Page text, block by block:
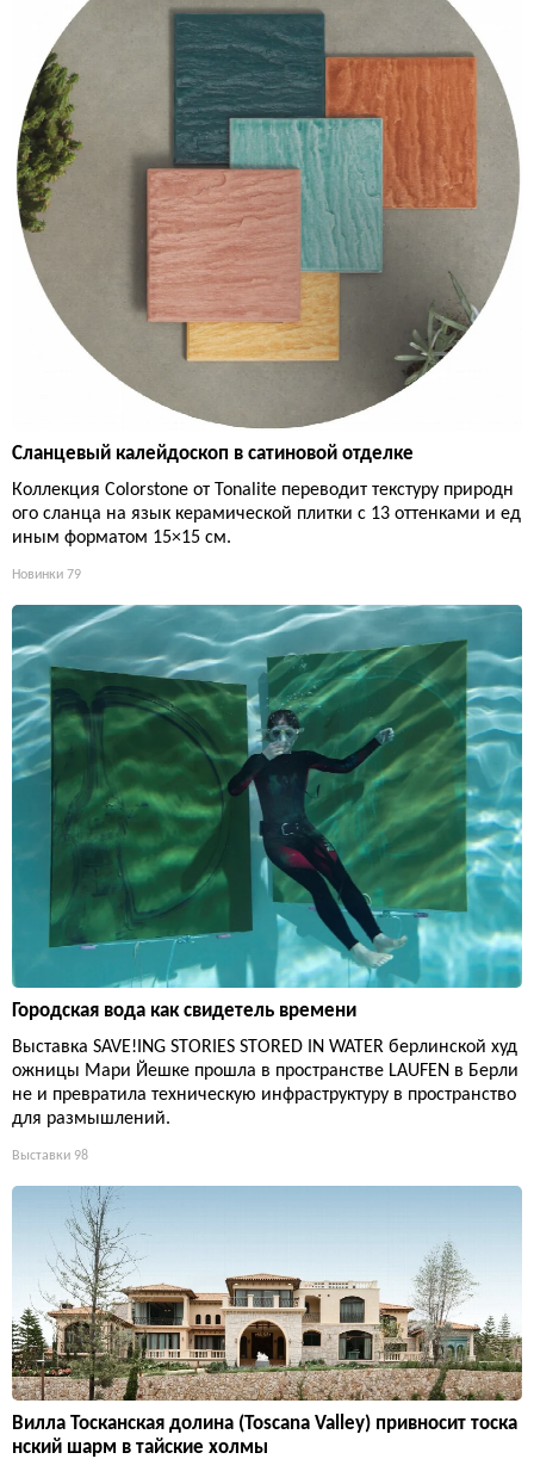
Сланцевый калейдоскоп в сатиновой отделке
Коллекция Colorstone от Tonalite переводит текстуру природн
ого сланца на язык керамической плитки с 13 оттенками и ед
иным форматом 15×15 см.
Новинки 79
Городская вода как свидетель времени
Выставка SAVE!ING STORIES STORED IN WATER берлинской худ
ожницы Мари Йешке прошла в пространстве LAUFEN в Берли
не и превратила техническую инфраструктуру в пространство
для размышлений.
Выставки 98
Вилла Тосканская долина (Toscana Valley) привносит тоска
нский шарм в тайские холмы